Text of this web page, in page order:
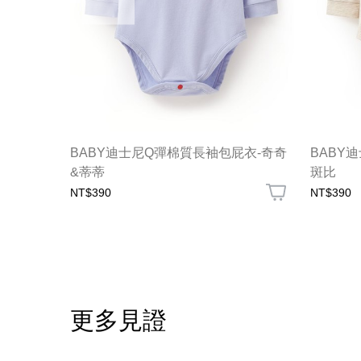
BABY迪士尼Q彈棉質長袖包屁衣-奇奇
&蒂蒂
NT$390
BABY
斑比
NT$390
更多見證